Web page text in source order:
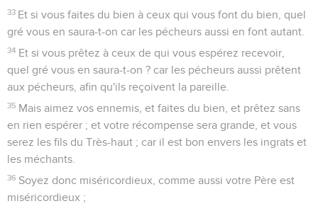
33 Et si vous faites du bien à ceux qui vous font du bien, quel
gré vous en saura-t-on car les pécheurs aussi en font autant.
34 Et si vous prêtez à ceux de qui vous espérez recevoir,
quel gré vous en saura-t-on ? car les pécheurs aussi prêtent
aux pécheurs, afin qu'ils reçoivent la pareille.
35 Mais aimez vos ennemis, et faites du bien, et prêtez sans
en rien espérer ; et votre récompense sera grande, et vous
serez les fils du Très-haut ; car il est bon envers les ingrats et
les méchants.
36 Soyez donc miséricordieux, comme aussi votre Père est
miséricordieux ;